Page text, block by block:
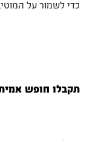
כדי לשמור על
תקבלו חופש